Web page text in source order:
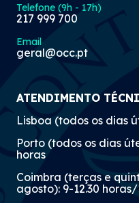
Telefone (9h - 17h)
217 999 700
Email
geral@occ.pt
ATENDIMENTO
Lisboa (todos os dias
Porto (todos os dias
horas
Coimbra (terças e
agosto): 9-12.30 horas/